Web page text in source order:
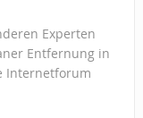
Experten
Entfernung in
Internetforum